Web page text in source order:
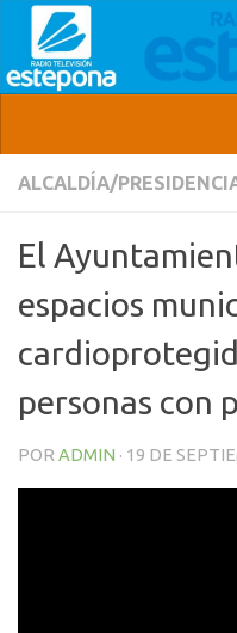
ALCALDÍA/
El
espacios
personas con
POR ADMIN · 19 DE